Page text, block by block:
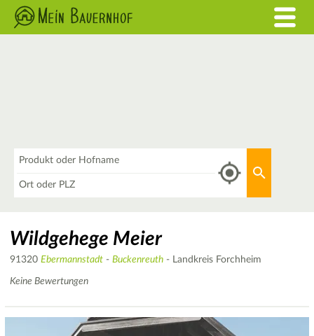
Wildgehege Meier
91320 Ebermannstadt - Buckenreuth - Landkreis Forchheim
Keine Bewertungen